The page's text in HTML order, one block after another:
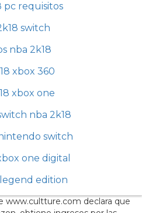
pc requisitos
switch
nba 2k18
xbox 360
xbox one
nba 2k18
switch
one digital
edition
www.cultture.com declara que